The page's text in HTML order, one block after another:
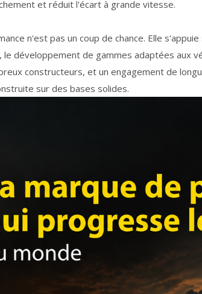
et réduit l'écart à grande vitesse.
n'est pas un coup de chance. Elle
le développement de gammes adaptées aux
constructeurs, et un engagement de
sur des bases solides.